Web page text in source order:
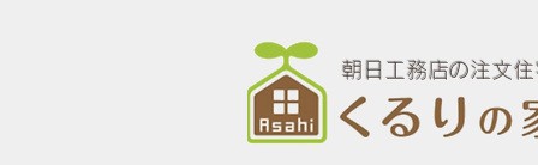
朝日工務店の注文